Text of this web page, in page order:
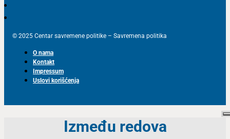
© 2025 Centar savremene politike – Savremena politika
O nama
Kontakt
Impressum
Uslovi korišćenja
Između redova